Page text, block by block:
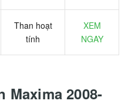
Than hoạt
tính
XEM
NGAY
Maxima 2008-